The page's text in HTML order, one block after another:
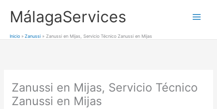
MálagaServices
Inicio Zanussi Zanussi en Mijas, Servicio Técnico Zanussi en Mijas
Zanussi en Mijas, Servicio Técnico
Zanussi en Mijas